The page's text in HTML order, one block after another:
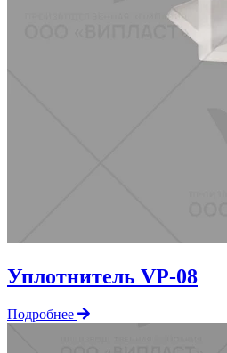
Уплотнитель VP-08
Подробнее